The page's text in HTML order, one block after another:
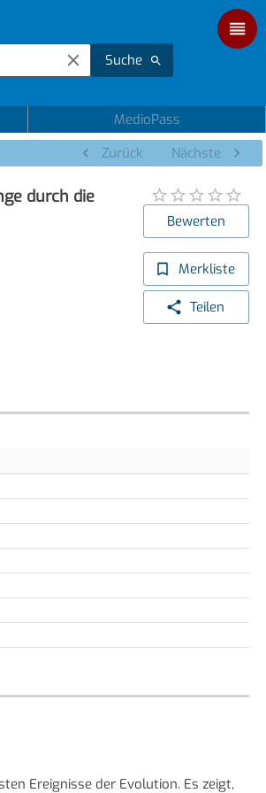
Suche
MedioPass
Zurück Nächste
durch die
Bewerten
Merkliste
Teilen
Ereignisse der Evolution. Es zeigt,